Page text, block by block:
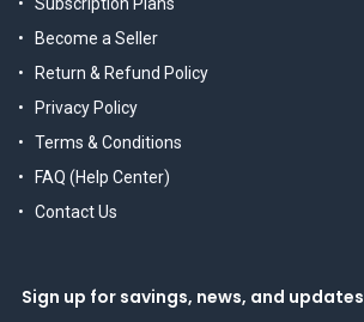
Subscription Plans
Become a Seller
Return & Refund Policy
Privacy Policy
Terms & Conditions
FAQ (Help Center)
Contact Us
Sign up for savings, news, and updates